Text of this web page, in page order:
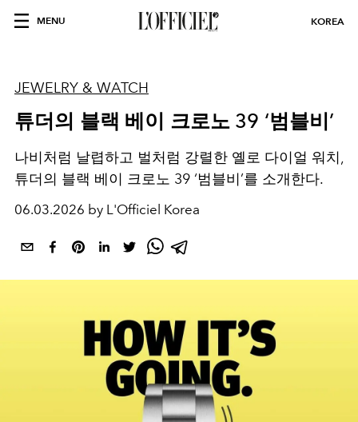
MENU KOREA
JEWELRY & WATCH
튜더의 블랙 베이 크로노 39 ‘범블비’
나비처럼 날렵하고 벌처럼 강렬한 옐로 다이얼 워치,
튜더의 블랙 베이 크로노 39 ‘범블비’를 소개한다.
06.03.2026 by L'Officiel Korea